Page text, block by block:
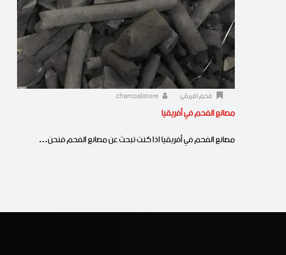
فحم افريقي
مصانع الفحم في أفريقيا
مصانع الفحم في أفريقيا اذا كنت تبحث عن مصانع الفحم فنحن…